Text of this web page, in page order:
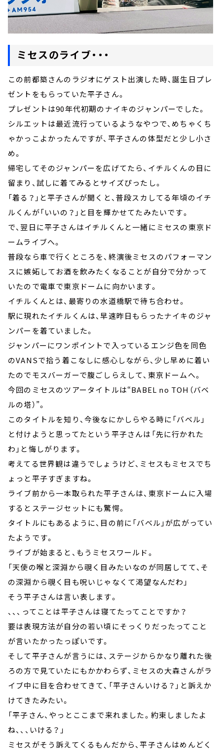
ミセスのライブ・・・
この前都築さんのラジオにゲスト出演した時、誕生日プレ
ゼントをもらっていた平子さん。
プレゼントは90年代初期のナイキのジャンパーでした。
シルエットは最近流行っているようなやつで、めちゃくち
ゃかっこよかったんですが、平子さんの体型だと少し小さ
め。
帰宅してそのジャンパーを広げてたら、イチルくんの目に
留まり、試しに着てみるとサイズぴったし。
「着る？」と平子さんが聞くと、普段スカしてる年頃のイチ
ルくんが「いいの？」と目を輝かせてたみたいです。
で、翌日に平子さんはイチルくんと一緒にミセスの東京ド
ームライブへ。
普段なら車で行くところを、終演後ミセスのパフォーマン
スに嫉妬してお酒を飲みたくなることが自分で分かって
いたので電車で東京ドームに向かいます。
イチルくんとは、最寄りの水道橋駅で待ち合わせ。
駅に現れたイチルくんは、早速昨日もらったナイキのジャ
ンパーを着ていました。
ジャンパーにワンポイントで入っているエンジ色を同色
のVANSで拾う着こなしに感心しながら、少し早めに着い
たのでモスバーガーで腹ごしらえして、東京ドームへ。
今回のミセスのツアータイトルは“BABEL no TOH（バベ
ルの塔）”。
このタイトルを知り、今後なにかしらやる時に「バベル」
と付けようと思ってたという平子さんは「先に行かれた
わ」と悔しがります。
考えてる世界観は違うでしょうけど、ミセスもミセスでち
ょっと平子すぎますね。
ライブ前から一本取られた平子さんは、東京ドームに入場
するとステージセットにも驚愕。
タイトルにもあるように、目の前に「バベル」が広がってい
たようです。
ライブが始まると、もうミセスワールド。
「天使の喉と深淵から覗く目みたいなのが同居してて、そ
の深淵から覗く目も呪いじゃなくて渇望なんだわ」
そう平子さんは言い表します。
、、、ってことは平子さんは寝てたってことですか？
要は表現方法が自分の若い頃にそっくりだったってこと
が言いたかったっぽいです。
そして平子さんが言うには、ステージからかなり離れた後
ろの方で見ていたにもかかわらず、ミセスの大森さんがラ
イブ中に目を合わせてきて、「平子さんいける？」と訴えか
けてきたみたい。
「平子さん、やっとここまで来れました。約束しましたよ
ね、、、いける？」
ミセスがそう訴えてくるもんだから、平子さんはめんどく